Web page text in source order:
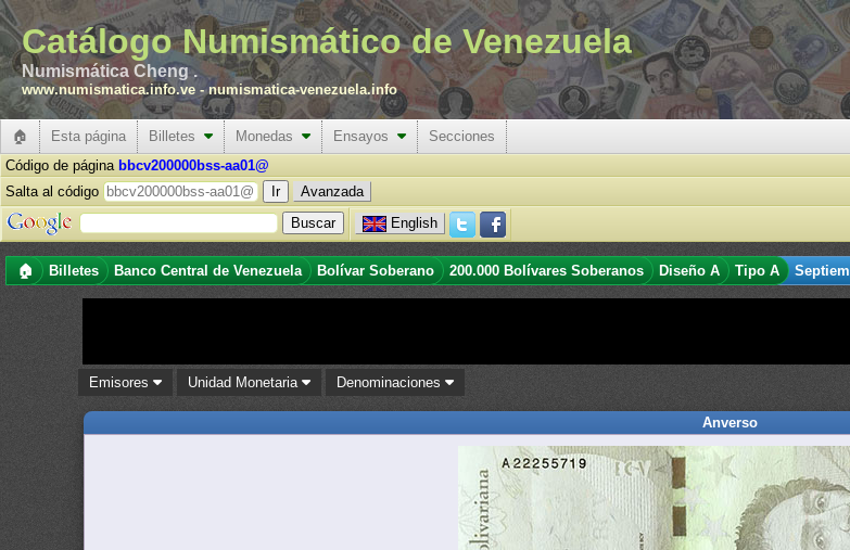
Catálogo Numismático de Venezuela
Numismática Cheng .
www.numismatica.info.ve -numismatica-venezuela.info
🏠 Esta página Billetes Monedas Ensayos
Secciones
Código de página bbcv200000bss-aa01@
Salta al código
Avanzada
English
🏠 Billetes Banco Central de Venezuela Bolívar Soberano 200.000 Bolívares Soberanos Diseño A Tipo A
Emisores Unidad Monetaria Denominaciones
Anverso